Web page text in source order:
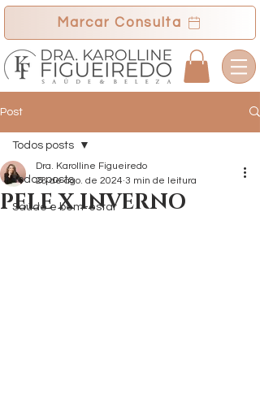
Marcar Consulta
Post
Todos posts
Saúde e bem-estar
Todos posts
PELE X INVERNO
Dra. Karolline Figueiredo
28 de ago. de 2024 3 min de leitura